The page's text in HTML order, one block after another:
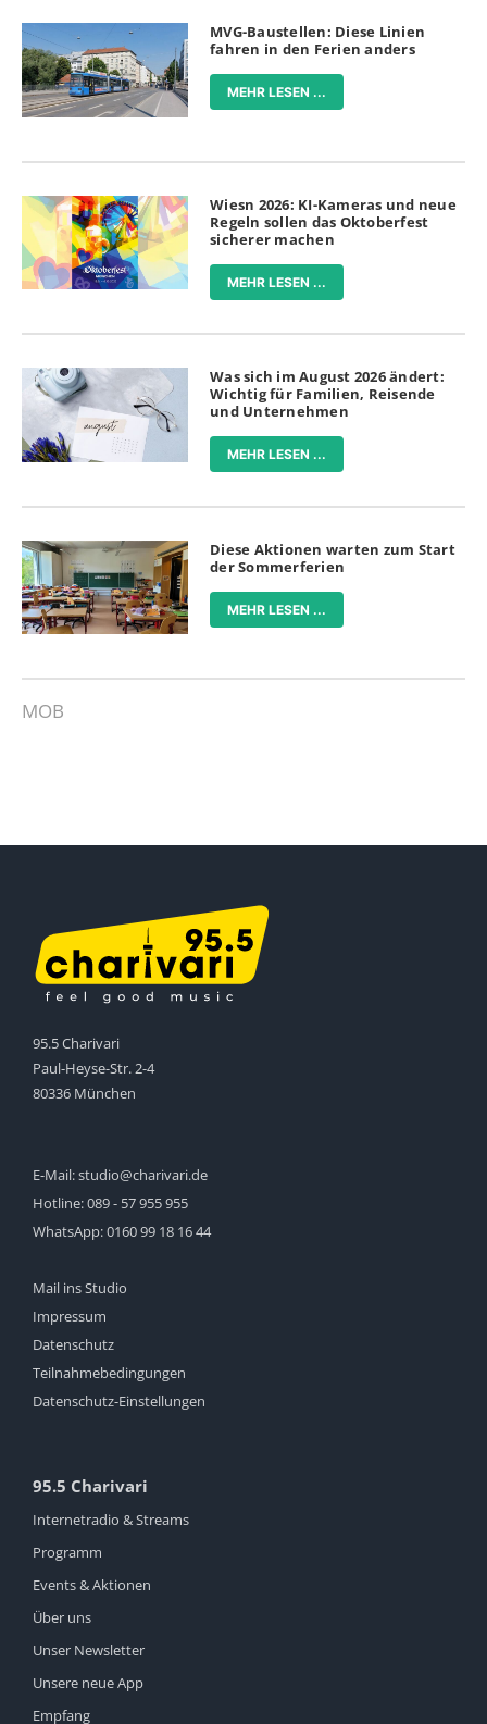
MVG-Baustellen: Diese Linien
fahren in den Ferien anders
MEHR LESEN ...
Wiesn 2026: KI-Kameras und neue
Regeln sollen das Oktoberfest
sicherer machen
MEHR LESEN ...
Was sich im August 2026 ändert:
Wichtig für Familien, Reisende
und Unternehmen
MEHR LESEN ...
Diese Aktionen warten zum Start
der Sommerferien
MEHR LESEN ...
MOB
95.5 Charivari
Paul-Heyse-Str. 2-4
80336 München
E-Mail:studio@charivari.de
Hotline:089 - 57 955 955
WhatsApp:0160 99 18 16 44
Mail ins Studio
Impressum
Datenschutz
Teilnahmebedingungen
Datenschutz-Einstellungen
95.5 Charivari
Internetradio & Streams
Programm
Events & Aktionen
Über uns
Unser Newsletter
Unsere neue App
Empfang